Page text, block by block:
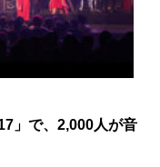
」で、2,000人が音